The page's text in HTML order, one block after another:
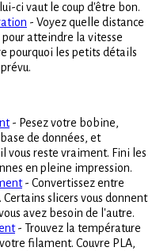
ci vaut le coup d'être bon.
- Voyez quelle distance
atteindre la vitesse
pourquoi les petits détails
- Pesez votre bobine,
de données, et
vous reste vraiment. Fini les
en pleine impression.
- Convertissez entre
slicers vous donnent
avez besoin de l'autre.
- Trouvez la température
filament. Couvre PLA,